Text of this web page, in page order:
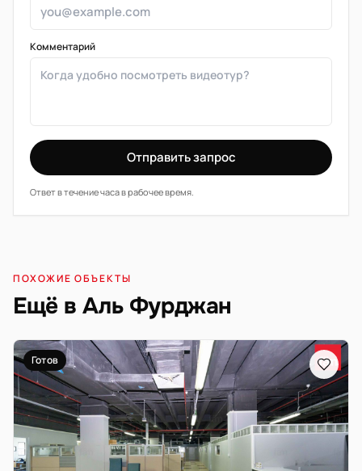
Комментарий
Отправить запрос
Ответ в течение часа в рабочее время.
ПОХОЖИЕ ОБЪЕКТЫ
Ещё в Аль Фурджан
Готов